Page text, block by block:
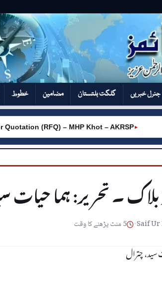
جنرل خبریں گلگت بلتستان مضامین خطوط
►
(RFQ) – MHP Khot – AKRSP
۔ تحریر: ہما حیات
Saif
• 5 منٹ پڑھنے کا وقت